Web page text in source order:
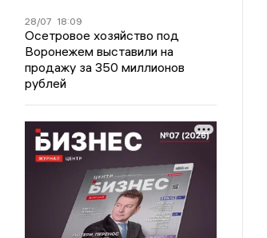
28/07 18:09
Осетровое хозяйство под
Воронежем выставили на
продажу за 350 миллионов
рублей